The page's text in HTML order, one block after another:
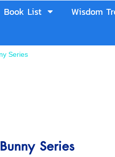
Book List Wisdom
Series
Series